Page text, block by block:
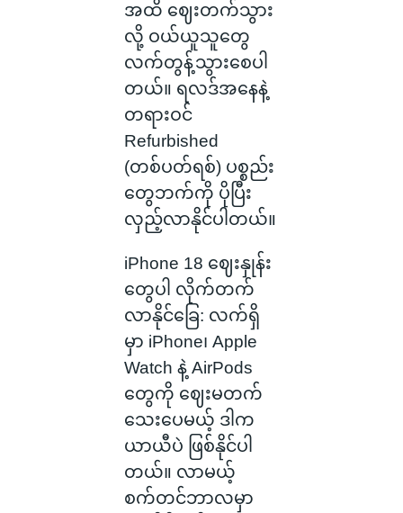
အထိ ဈေးတက်သွား
လို့ ဝယ်ယူသူတွေ
လက်တွန့်သွားစေပါ
တယ်။ ရလဒ်အနေနဲ့
တရားဝင်
Refurbished
(တစ်ပတ်ရစ်) ပစ္စည်း
တွေဘက်ကို ပိုပြီး
လှည့်လာနိုင်ပါတယ်။
iPhone 18 ဈေးနှုန်း
တွေပါ လိုက်တက်
လာနိုင်ခြေ: လက်ရှိ
မှာ iPhone၊ Apple
Watch နဲ့ AirPods
တွေကို ဈေးမတက်
သေးပေမယ့် ဒါက
ယာယီပဲ ဖြစ်နိုင်ပါ
တယ်။ လာမယ့်
စက်တင်ဘာလမှာ